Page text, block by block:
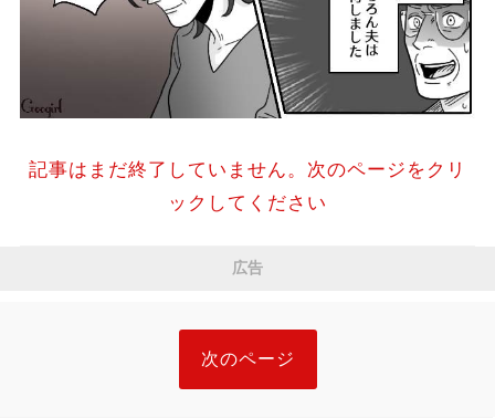
記事はまだ終了していません。次のページをクリ
ックしてください
広告
次のページ